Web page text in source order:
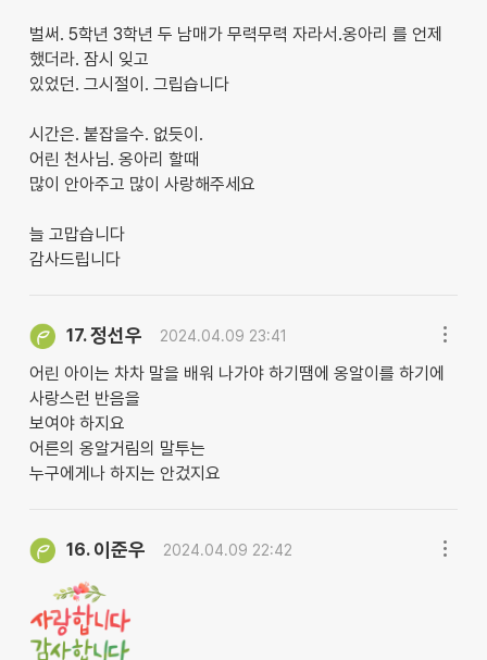
벌써. 5학년 3학년 두 남매가 무력무력 자라서.옹아리 를 언제
했더라. 잠시 잊고
있었던. 그시절이. 그립습니다
시간은. 붙잡을수. 없듯이.
어린 천사님. 옹아리 할때
많이 안아주고 많이 사랑해주세요
늘 고맙습니다
감사드립니다
17.정선우 2024.04.09 23:41
어린 아이는 차차 말을 배워 나가야 하기땜에 옹알이를 하기에
사랑스런 반음을
보여야 하지요
어른의 옹알거림의 말투는
누구에게나 하지는 안겄지요
16. 이준우 2024.04.09 22:42